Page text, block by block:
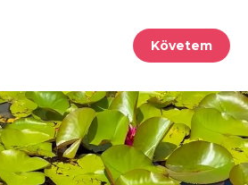
Követem